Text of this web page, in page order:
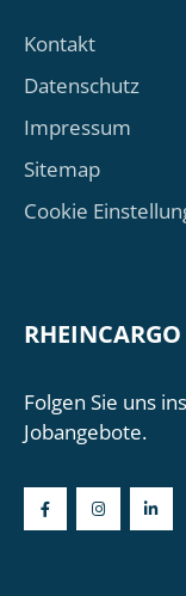
Kontakt
Datenschutz
Impressum
Sitemap
Cookie
Folgen Sie uns
Jobangebote.